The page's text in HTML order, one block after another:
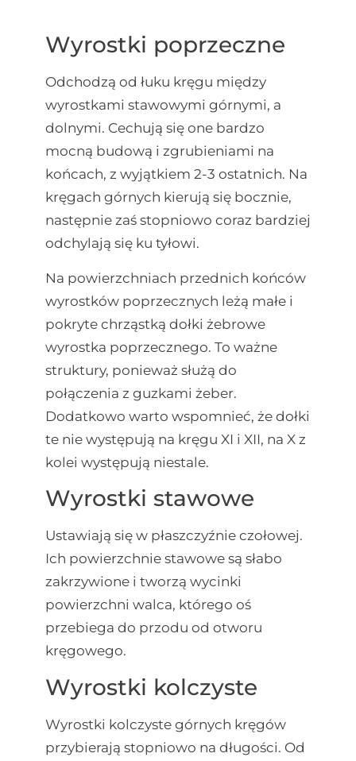
Wyrostki poprzeczne
Odchodzą od łuku kręgu między
wyrostkami stawowymi górnymi, a
dolnymi. Cechują się one bardzo
mocną budową i zgrubieniami na
końcach, z wyjątkiem 2-3 ostatnich. Na
kręgach górnych kierują się bocznie,
następnie zaś stopniowo coraz bardziej
odchylają się ku tyłowi.
Na powierzchniach przednich końców
wyrostków poprzecznych leżą małe i
pokryte chrząstką dołki żebrowe
wyrostka poprzecznego. To ważne
struktury, ponieważ służą do
połączenia z guzkami żeber.
Dodatkowo warto wspomnieć, że dołki
te nie występują na kręgu XI i XII, na X z
kolei występują niestale.
Wyrostki stawowe
Ustawiają się w płaszczyźnie czołowej.
Ich powierzchnie stawowe są słabo
zakrzywione i tworzą wycinki
powierzchni walca, którego oś
przebiega do przodu od otworu
kręgowego.
Wyrostki kolczyste
Wyrostki kolczyste górnych kręgów
przybierają stopniowo na długości. Od